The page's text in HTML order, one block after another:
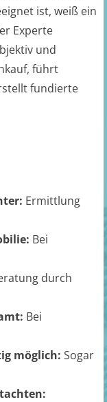
ist, weiß ein
Experte
und
führt
fundierte
Ermittlung
Bei
durch
Bei
möglich: Sogar